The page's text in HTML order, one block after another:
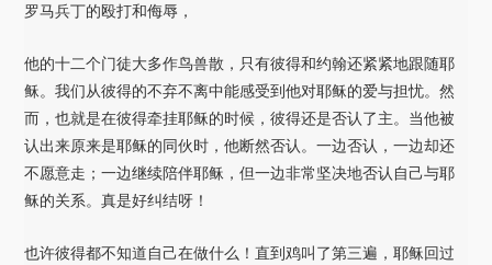
罗马兵丁的殴打和侮辱，
他的十二个门徒大多作鸟兽散，只有彼得和约翰还紧紧地跟随耶
稣。我们从彼得的不弃不离中能感受到他对耶稣的爱与担忧。然
而，也就是在彼得牵挂耶稣的时候，彼得还是否认了主。当他被
认出来原来是耶稣的同伙时，他断然否认。一边否认，一边却还
不愿意走；一边继续陪伴耶稣，但一边非常坚决地否认自己与耶
稣的关系。真是好纠结呀！
也许彼得都不知道自己在做什么！直到鸡叫了第三遍，耶稣回过